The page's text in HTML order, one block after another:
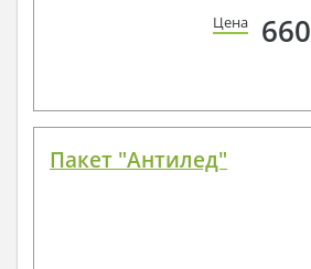
Цена 660
Пакет "Антилед"